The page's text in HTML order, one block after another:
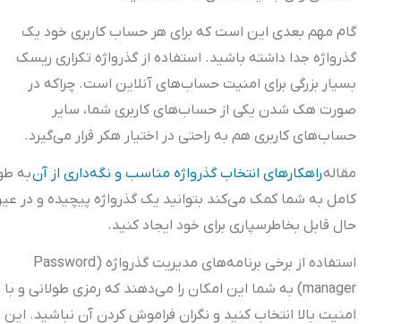
گام مهم بعدی این است که برای هر حساب کاربری خود یک
گذرواژه جدا داشته باشید. استفاده از گذرواژه تکراری ریسک
بسیار بزرگی برای امنیت حساب‌های آنلاین است. چراکه در
صورت هک شدن یکی از حساب‌های کاربری شما، سایر
حساب‌های کاربری هم به راحتی در اختیار هکر قرار می‌گیرد.
مقالهراهکارهای انتخاب گذرواژه مناسب و نگه‌داری از آن به طور
کامل به شما کمک می‌کند بتوانید یک گذرواژه‌ پیچیده و در عین
حال قابل بخاطرسپاری برای خود ایجاد کنید.
استفاده از برخی برنامه‌های مدیریت گذرواژه (Password
manager) به شما این امکان را می‌دهند که رمزی طولانی و با
امنیت بالا انتخاب کنید و نگران فراموش کردن آن نباشید. این